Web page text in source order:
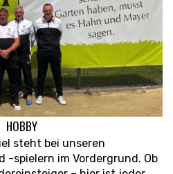
HOBBY
steht bei unseren
-spielern im Vordergrund. Ob